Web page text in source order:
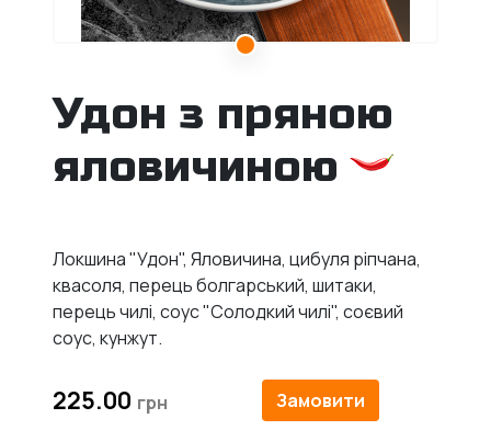
Удон з пряною
яловичиною
Локшина "Удон", Яловичина, цибуля ріпчана,
квасоля, перець болгарський, шитаки,
перець чилі, соус "Солодкий чилі", соєвий
соус, кунжут.
225.00 Замовити